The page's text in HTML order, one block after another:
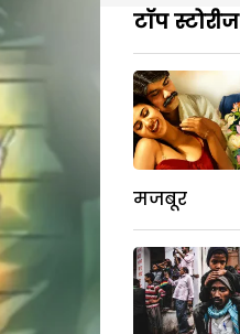
टॉप स्टोरीज
मजबूर